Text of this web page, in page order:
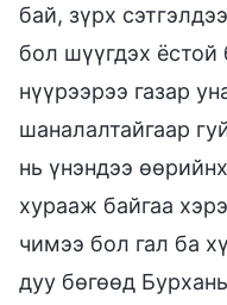
бай, зүрх
бол шүүгдэх
нүүрээрээ газар
шаналалтайгаар
нь үнэндээ
хурааж байгаа
чимээ бол гал ба
дуу бөгөөд